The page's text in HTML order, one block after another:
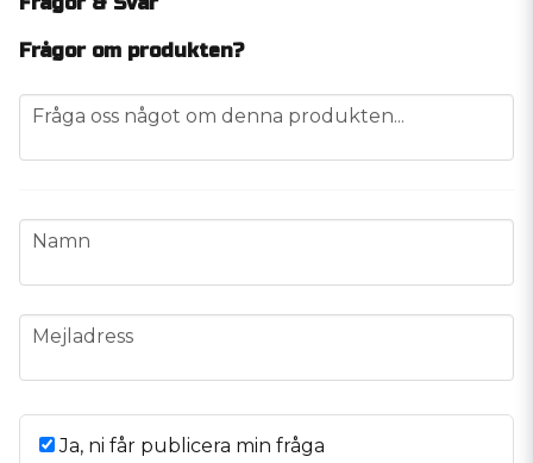
Frågor om produkten?
question
Fråga oss något om denna produkten...
name
Namn
email
Mejladress
Ja, ni får publicera min fråga